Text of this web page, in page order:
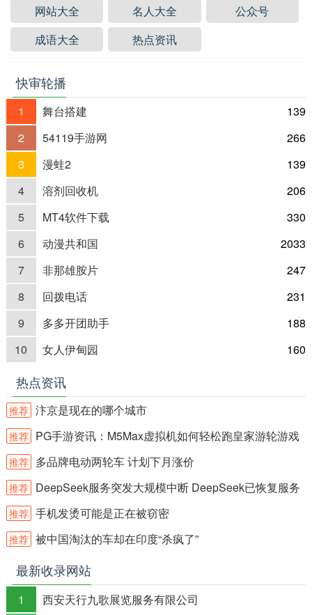
网站大全 名人大全
公众号
成语大全
热点资讯
快审轮播
1 舞台搭建
139
2
54119手游网
266
3
漫蛙2
139
4
溶剂回收机
206
5
MT4软件下载
330
6
动漫共和国
2033
7
非那雄胺片
247
8
回拨电话
231
9
多多开团助手
188
10
女人伊甸园 160
热点资讯
推荐 汴京是现在的哪个城市
推荐 PG手游资讯：M5Max虚拟机如何轻松跑皇家游轮游戏
推荐 多品牌电动两轮车 计划下月涨价
推荐 DeepSeek服务突发大规模中断 DeepSeek已恢复服务
推荐 手机发烫可能是正在被窃密
推荐 被中国淘汰的车却在印度“杀疯了”
最新收录网站
1
西安天行九歌展览服务有限公司